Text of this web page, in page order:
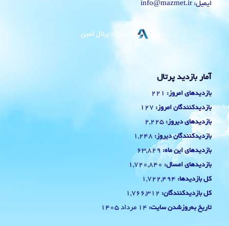
ایمیل: info@mazmet.ir
آمار بازدید پرتال
بازدیدهای امروز: 221
بازدیدکنندگان امروز: 127
بازدیدهای دیروز: 2,225
بازدیدکنندگان دیروز: 1,248
بازدیدهای این ماه: 63,829
بازدیدهای امسال: 1,720,840
کل بازدیدها: 1,722,494
کل بازدیدکنند‌گان: 1,766,312
تاریخ به‌روزشدن سایت: 14 مرداد 1405